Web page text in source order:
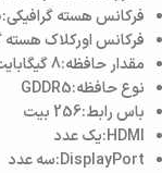
فرکانس هسته گرافیکی:
فرکانس اورکلاک هسته
مقدار حافظه:8 گیگابایت
نوع حافظه:GDDR5
باس رابط:256 بیت
HDMI: یک عدد
DisplayPort: سه عدد